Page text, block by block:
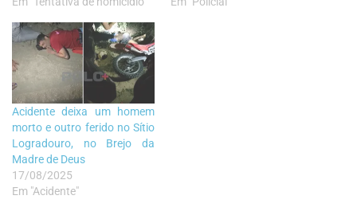
Acidente deixa um homem
morto e outro ferido no Sítio
Logradouro, no Brejo da
Madre de Deus
17/08/2025
Em "Acidente"